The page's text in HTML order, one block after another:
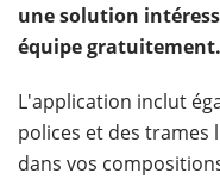
une solution
équipe gratuitement.
L'application inclut
polices et des
dans vos